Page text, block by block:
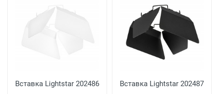
Вставка Lightstar 202486 Вставка Lightstar 202487